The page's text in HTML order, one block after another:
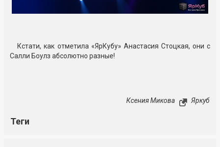
Кстати, как отметила «ЯрКубу» Анастасия Стоцкая, они с
Салли Боулз абсолютно разные!
Ксения Микова Яркуб
Теги